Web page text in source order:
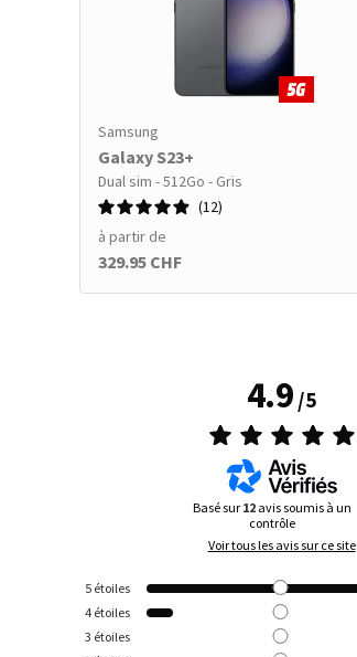
Samsung
Galaxy S23+
Dual sim - 512Go - Gris
12
à partir de
329.95 CHF
4.9/5
Basé sur 12 avis soumis à un
contrôle
Voir tous les avis sur ce site
5 étoiles
4 étoiles
3 étoiles